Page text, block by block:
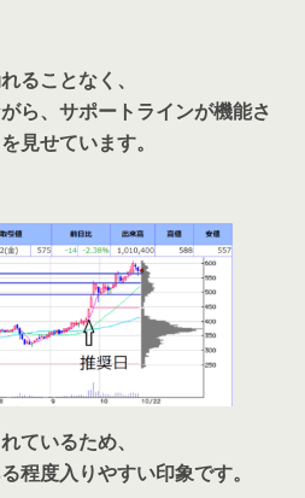
ることなく、
ら、サポートラインが機能さ
見せています。
ているため、
程度入りやすい印象です。